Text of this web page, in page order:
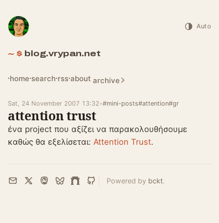
blog.vrypan.net
home search rss about archive
Auto
Sat, 24 November 2007 13:32 •#mini-posts#attention#gr
attention trust
ένα project που αξίζει να παρακολουθήσουμε
καθώς θα εξελίσεται: Attention Trust.
Email
X Mastodon
BlueskyFarcaster
GitHub
Powered by bckt.